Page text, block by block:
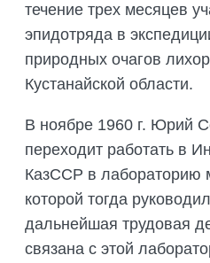
течение трех месяцев
эпидотряда в
природных очагов
Кустанайской области.
В ноябре 1960 г. Юрий
переходит работать в
КазССР в лабораторию
которой тогда
дальнейшая трудовая
связана с этой